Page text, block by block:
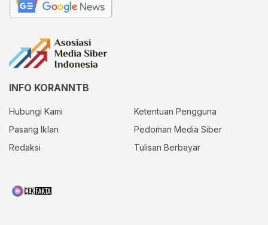
INFO KORANNTB
Hubungi Kami
Ketentuan Pengguna
Pasang Iklan
Pedoman Media Siber
Redaksi
Tulisan Berbayar